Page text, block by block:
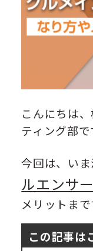
こんにちは
ティング部で
今回は、い
ルエンサー
メリットま
この記事は